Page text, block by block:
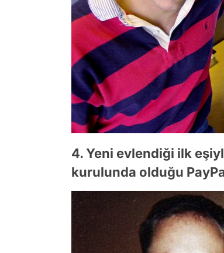
4. Yeni evlendiği ilk
kurulunda olduğu